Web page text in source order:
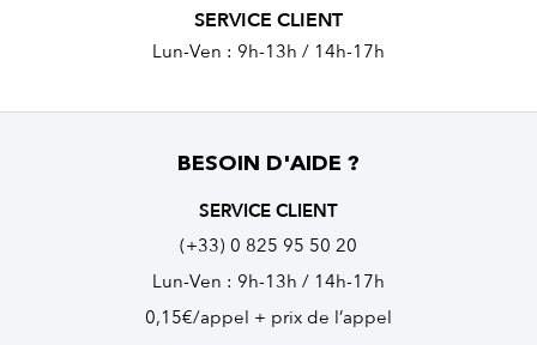
SERVICE CLIENT
Lun-Ven : 9h-13h / 14h-17h
BESOIN D'AIDE ?
SERVICE CLIENT
(+33) 0 825 95 50 20
Lun-Ven : 9h-13h / 14h-17h
0,15€/appel + prix de l’appel